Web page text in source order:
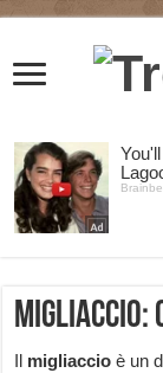
Migliaccio:
Il migliaccio è un